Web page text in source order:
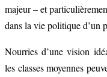
majeur – et
dans la vie politique d’un
Nourries d’une vision
les classes moyennes